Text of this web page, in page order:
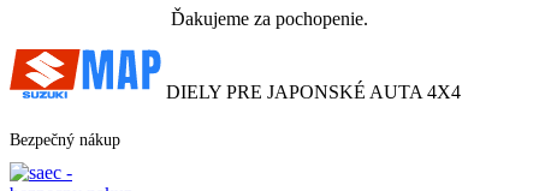
Ďakujeme za pochopenie.
DIELY PRE JAPONSKÉ AUTA 4X4
Bezpečný nákup